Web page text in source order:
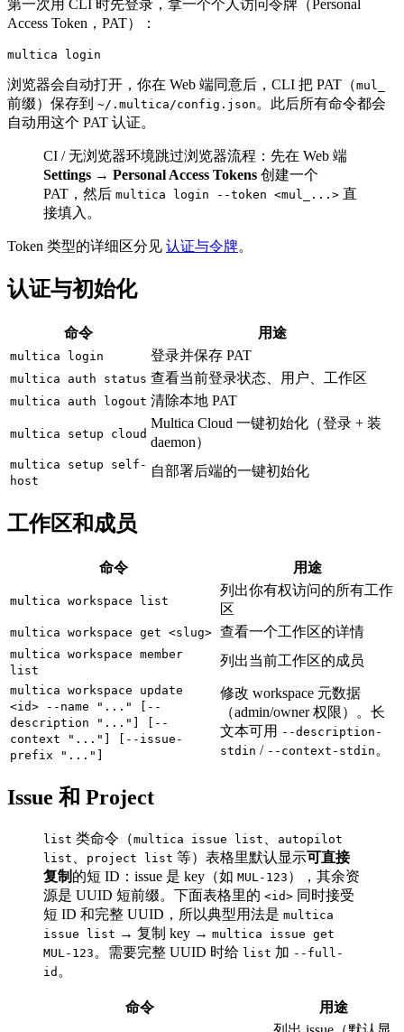
第一次用 CLI 时先登录，拿一个个人访问令牌（Personal
Access Token，PAT）：
浏览器会自动打开，你在 Web 端同意后，CLI 把 PAT（mul_
前缀）保存到 ~/.multica/config.json 。此后所有命令都会
自动用这个 PAT 认证。
CI / 无浏览器环境跳过浏览器流程：先在 Web 端
Settings → Personal Access Tokens 创建一个
PAT，然后 multica login --token <mul_...> 直
接填入。
Token 类型的详细区分见 认证与令牌。
认证与初始化
命令 用途
multica login 登录并保存 PAT
multica auth status 查看当前登录状态、用户、工作区
multica auth logout 清除本地 PAT
multica setup cloud
Multica Cloud 一键初始化（登录 + 装
daemon）
multica setup self-
host
自部署后端的一键初始化
工作区和成员
命令 用途
multica workspace list
列出你有权访问的所有工作
区
multica workspace get <slug> 查看一个工作区的详情
multica workspace member
list
列出当前工作区的成员
multica workspace update
<id> --name "..." [--
description "..."] [--
context "..."] [--issue-
prefix "..."]
修改 workspace 元数据
（admin/owner 权限）。长
文本可用 --description-
stdin / --context-stdin 。
Issue 和 Project
list 类命令（multica issue list
autopilot
list
project list 等）表格里默认显示可直接
复制 的短 ID：issue 是 key（如 MUL-123 ），其余资
源是 UUID 短前缀。下面表格里的 <id> 同时接受
短 ID 和完整 UUID，所以典型用法是 multica
issue list → 复制 key → multica issue get
MUL-123 。需要完整 UUID 时给 list 加 --full-
id 。
命令
用途